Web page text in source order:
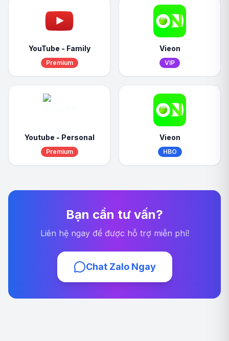
YouTube - Family
Premium
Vieon
VIP
Youtube - Personal
Premium
Vieon
HBO
Bạn cần tư vấn?
Liên hệ ngay để được hỗ trợ miễn phí!
Chat Zalo Ngay